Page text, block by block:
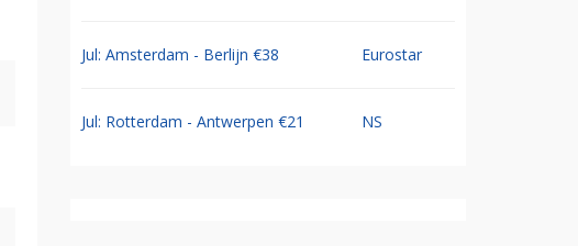
Jul: Amsterdam - Berlijn €38 Eurostar
Jul: Rotterdam - Antwerpen €21 NS